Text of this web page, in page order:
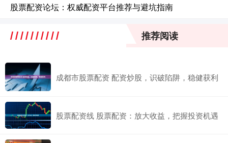
股票配资论坛：权威配资平台推荐与避坑指南
推荐阅读
成都市股票配资 配资炒股，识破陷阱，稳健获利
股票配资线 股票配资：放大收益，把握投资机遇